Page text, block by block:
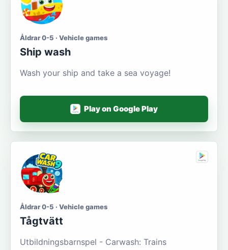
Åldrar 0-5 · Vehicle games
Ship wash
Wash your ship and take a sea voyage!
Play on Google Play
Åldrar 0-5 · Vehicle games
Tågtvätt
Utbildningsbarnspel - Carwash: Trains